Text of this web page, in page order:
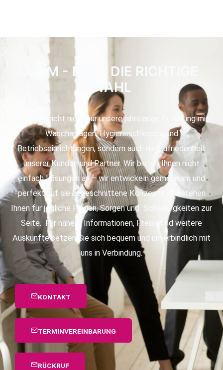
HEIM - EDT | DIE RICHTIGE
WAHL
Für uns spricht nicht nur unsere jahrelange Erfahrung mit
Waschanlagen, Hygieneschleusen und
Betriebseinrichtungen, sondern auch die Zufriedenheit
unserer Kunden und Partner. Wir bieten Ihnen nicht
einfach Lösungen an – wir entwickeln gemeinsam und
perfekt auf sie zugeschnittene Konzepte und stehen
Ihnen für jegliche Fragen, Sorgen und Schwierigkeiten zur
Seite. Für nähere Informationen, Preise und weitere
Auskünfte setzen Sie sich bequem und unverbindlich mit
uns in Verbindung.
KONTAKT
TERMINVEREINBARUNG
RÜCKRUF